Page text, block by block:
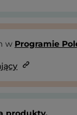
w Programie